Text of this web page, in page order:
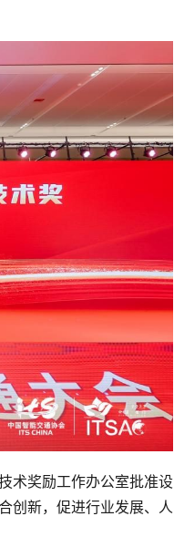
术奖励工作办公室批准设
创新，促进行业发展、人